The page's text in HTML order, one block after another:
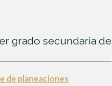
grado secundaria de
de planeaciones